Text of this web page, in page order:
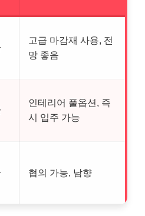
고급 마감재 사용, 전
망 좋음
인테리어 풀옵션, 즉
시 입주 가능
협의 가능, 남향